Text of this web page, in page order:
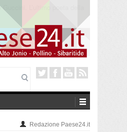
il romanzo di Luigi
l’emigrazione
Redazione Paese24.it